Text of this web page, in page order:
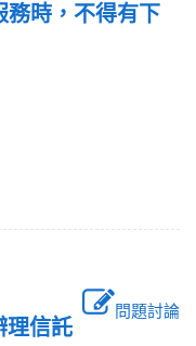
務時，不得有下
問題討論
理信託